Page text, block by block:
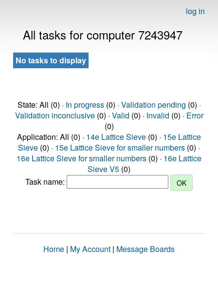
log in
All tasks for computer 7243947
No tasks to display
State: All (0) · In progress(0) · Validation pending (0) ·
Validation inconclusive(0) · Valid (0) · Invalid (0) · Error
(0)
Application: All (0) · 14e Lattice Sieve (0) · 15e Lattice
Sieve (0) · 15e Lattice Sieve for smaller numbers (0) ·
16e Lattice Sieve for smaller numbers (0) · 16e Lattice
Sieve V5 (0)
Task name:
Home | My Account | Message Boards